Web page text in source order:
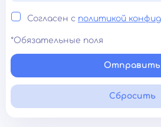
Согласен с политикой
*Обязательные поля
Отправить
Сбросить